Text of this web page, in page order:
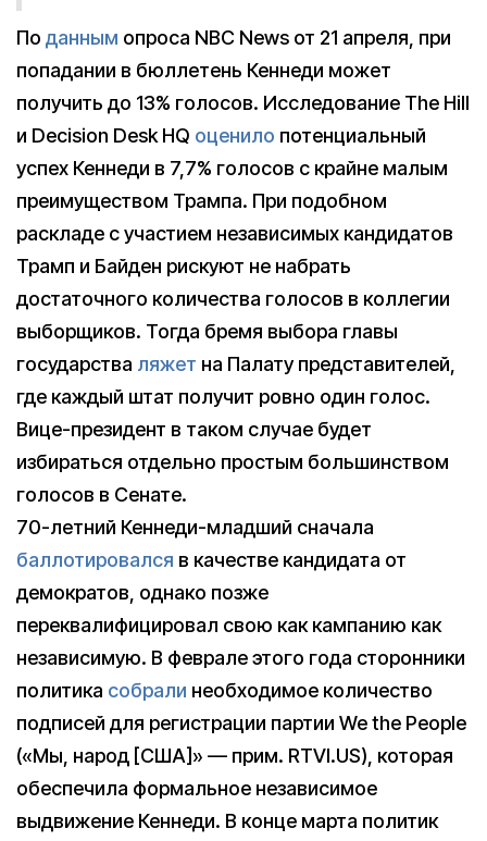
По данным опроса NBC News от 21 апреля, при
попадании в бюллетень Кеннеди может
получить до 13% голосов. Исследование The Hill
и Decision Desk HQ оценило потенциальный
успех Кеннеди в 7,7% голосов с крайне малым
преимуществом Трампа. При подобном
раскладе с участием независимых кандидатов
Трамп и Байден рискуют не набрать
достаточного количества голосов в коллегии
выборщиков. Тогда бремя выбора главы
государства ляжет на Палату представителей,
где каждый штат получит ровно один голос.
Вице-президент в таком случае будет
избираться отдельно простым большинством
голосов в Сенате.
70-летний Кеннеди-младший сначала
баллотировался в качестве кандидата от
демократов, однако позже
переквалифицировал свою как кампанию как
независимую. В феврале этого года сторонники
политика собрали необходимое количество
подписей для регистрации партии We the People
(«Мы, народ [США]» — прим. RTVI.US), которая
обеспечила формальное независимое
выдвижение Кеннеди. В конце марта политик